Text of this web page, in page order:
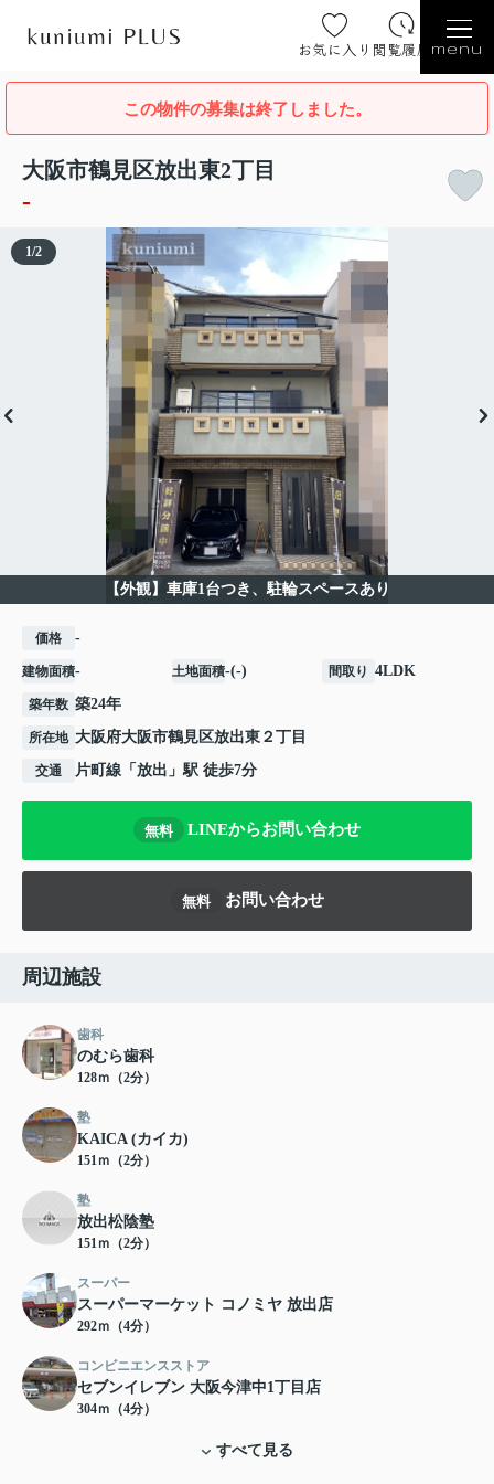
お気に入り 閲覧履歴 menu
この物件の募集は終了しました。
大阪市鶴見区放出東2丁目
-
【外観】車庫1台つき、駐輪スペースあり
1/2
価格 -
建物面積- 土地面積-(-) 間取り 4LDK
築年数 築24年
所在地 大阪府大阪市鶴見区放出東 ２丁目
交通 片町線 「 放出 」駅 徒歩7分
無料 LINEからお問い合わせ
無料 お問い合わせ
周辺施設
歯科
のむら歯科
128ｍ（2分）
塾
KAICA (カイカ)
151ｍ（2分）
塾
放出松陰塾
151ｍ（2分）
スーパー
スーパーマーケット コノミヤ 放出店
292ｍ（4分）
コンビニエンスストア
セブンイレブン 大阪今津中1丁目店
304ｍ（4分）
すべて見る